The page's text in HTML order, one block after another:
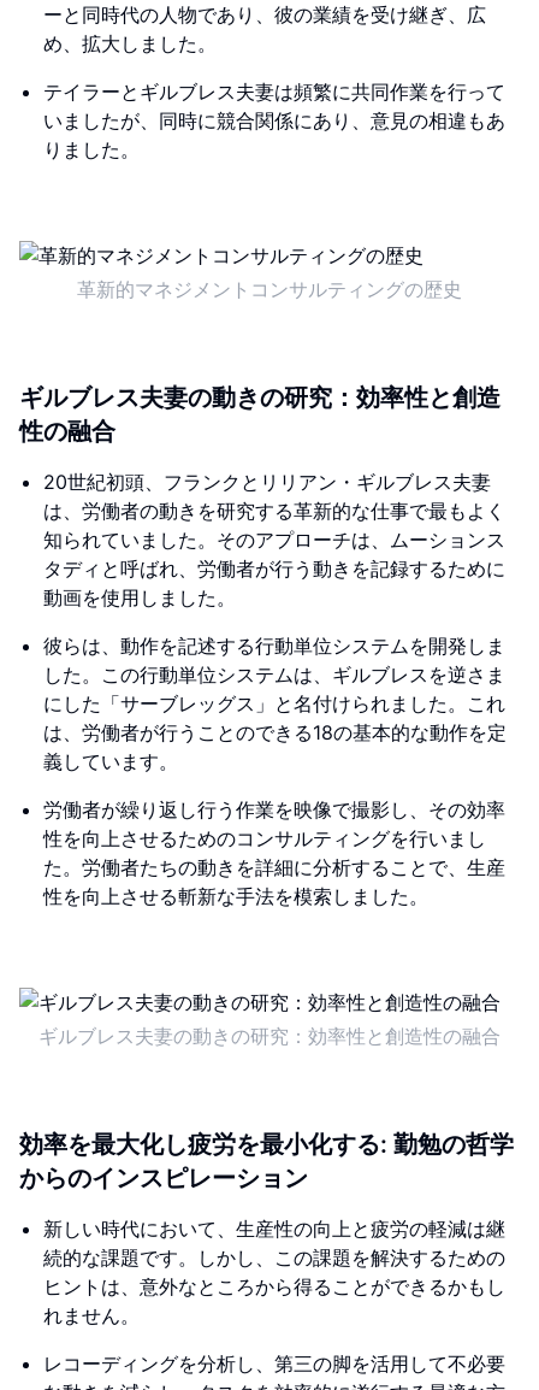
ーと同時代の人物であり、彼の業績を受け継ぎ、広
め、拡大しました。
テイラーとギルブレス夫妻は頻繁に共同作業を行って
いましたが、同時に競合関係にあり、意見の相違もあ
りました。
革新的マネジメントコンサルティングの歴史
ギルブレス夫妻の動きの研究：効率性と創造
性の融合
20世紀初頭、フランクとリリアン・ギルブレス夫妻
は、労働者の動きを研究する革新的な仕事で最もよく
知られていました。そのアプローチは、ムーションス
タディと呼ばれ、労働者が行う動きを記録するために
動画を使用しました。
彼らは、動作を記述する行動単位システムを開発しま
した。この行動単位システムは、ギルブレスを逆さま
にした「サーブレッグス」と名付けられました。これ
は、労働者が行うことのできる18の基本的な動作を定
義しています。
労働者が繰り返し行う作業を映像で撮影し、その効率
性を向上させるためのコンサルティングを行いまし
た。労働者たちの動きを詳細に分析することで、生産
性を向上させる斬新な手法を模索しました。
ギルブレス夫妻の動きの研究：効率性と創造性の融合
効率を最大化し疲労を最小化する: 勤勉の哲学
からのインスピレーション
新しい時代において、生産性の向上と疲労の軽減は継
続的な課題です。しかし、この課題を解決するための
ヒントは、意外なところから得ることができるかもし
れません。
レコーディングを分析し、第三の脚を活用して不必要